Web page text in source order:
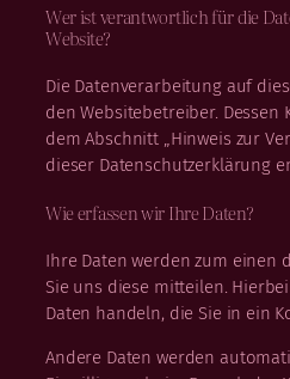
Wer ist verantwortlich für die
Website?
Die Datenverarbeitung auf
den Websitebetreiber. Dessen
dem Abschnitt „Hinweis zur
dieser Datenschutzerklärung
Wie erfassen wir Ihre Daten?
Ihre Daten werden zum einen
Sie uns diese mitteilen.
Daten handeln, die Sie in ein
Andere Daten werden